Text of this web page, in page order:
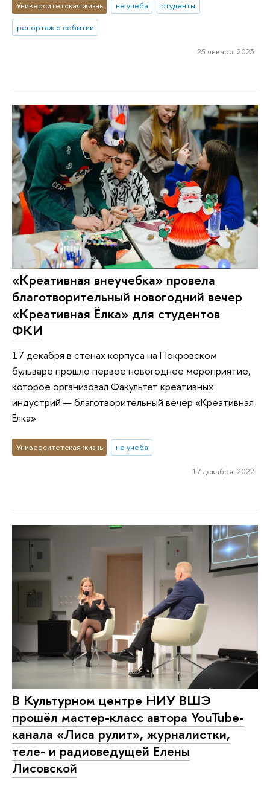
Университетская жизнь не учеба
студенты
репортаж о событии
25 января 2023
«Креативная внеучебка» провела
благотворительный новогодний вечер
«Креативная Ёлка» для студентов
ФКИ
17 декабря в стенах корпуса на Покровском
бульваре прошло первое новогоднее мероприятие,
которое организовал Факультет креативных
индустрий — благотворительный вечер «Креативная
Ёлка»
Университетская жизнь не учеба
17 декабря 2022
В Культурном центре НИУ ВШЭ
прошёл мастер-класс автора YouTube-
канала «Лиса рулит», журналистки,
теле- и радиоведущей Елены
Лисовской